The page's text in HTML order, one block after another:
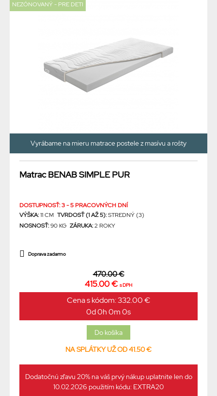
NEZÓNOVANÝ - PRE DETI
Vyrábame na mieru matrace postele z masívu a rošty
Matrac BENAB SIMPLE PUR
DOSTUPNOSŤ: 3 - 5 PRACOVNÝCH DNÍ
VÝŠKA:11 CM TVRDOSŤ (1 AŽ 5):STREDNÝ (3)
NOSNOSŤ:90 KG ZÁRUKA:2 ROKY
Doprava zadarmo
470.00 €
415.00 € s DPH
Cena s kódom: 332.00 €
0d 0h 0m 0s
NA SPLÁTKY UŽ OD 41.50 €
Dodatočnú zľavu 20% na váš prvý nákup uplatnite len do
10.02.2026 použitím kódu: EXTRA20